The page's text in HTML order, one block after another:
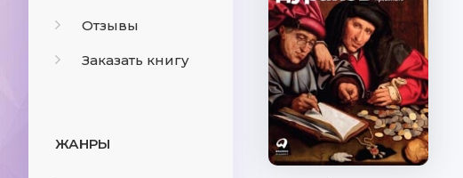
Отзывы
Заказать книгу
ЖАНРЫ